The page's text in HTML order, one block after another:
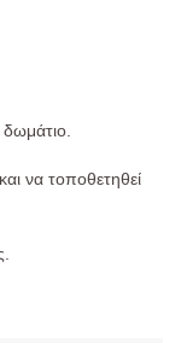
να τοποθετηθεί